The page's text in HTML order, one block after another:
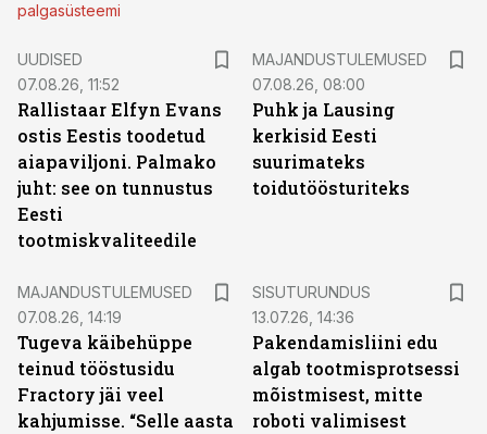
palgasüsteemi
UUDISED
07.08.26, 11:52
Rallistaar Elfyn Evans
ostis Eestis toodetud
aiapaviljoni. Palmako
juht: see on tunnustus
Eesti
tootmiskvaliteedile
MAJANDUSTULEMUSED
07.08.26, 08:00
Puhk ja Lausing
kerkisid Eesti
suurimateks
toidutöösturiteks
MAJANDUSTULEMUSED
07.08.26, 14:19
Tugeva käibehüppe
teinud tööstusidu
Fractory jäi veel
kahjumisse. “Selle aasta
SISUTURUNDUS
13.07.26, 14:36
Pakendamisliini edu
algab tootmisprotsessi
mõistmisest, mitte
roboti valimisest